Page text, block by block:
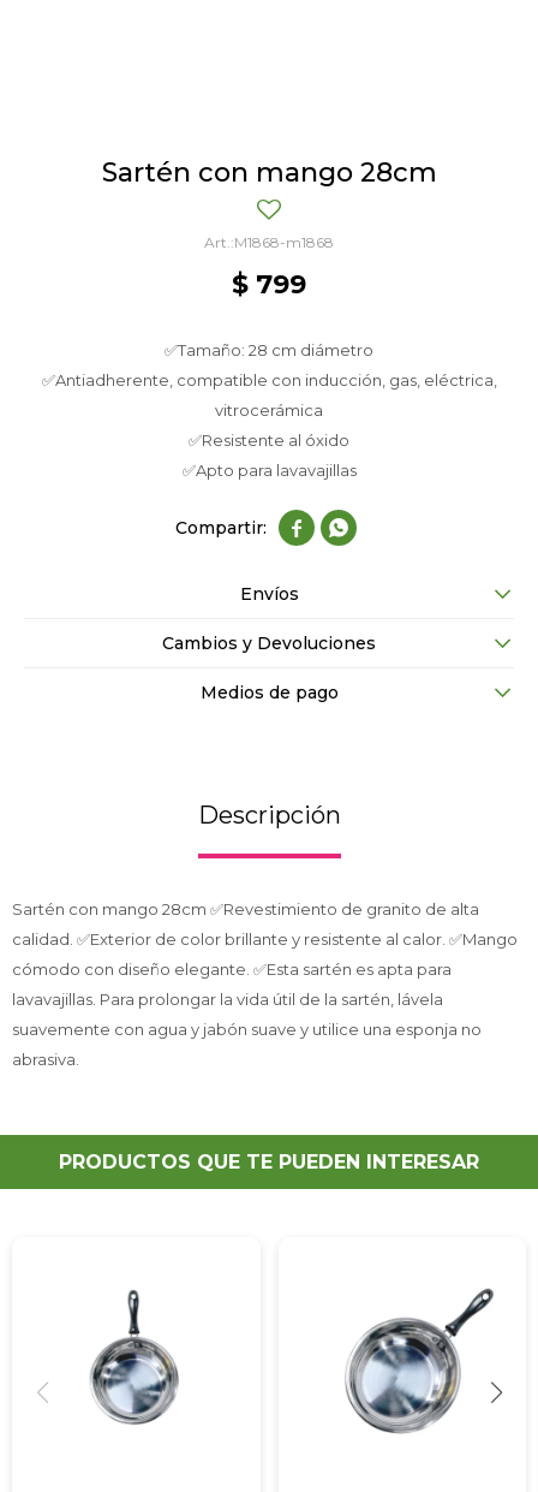
Sartén con mango 28cm
M1868-m1868
$ 799
✅Tamaño: 28 cm diámetro
✅Antiadherente, compatible con inducción, gas, eléctrica,
vitrocerámica
✅Resistente al óxido
✅Apto para lavavajillas
 
Envíos
Cambios y Devoluciones
Medios de pago
Descripción
Sartén con mango 28cm ✅Revestimiento de granito de alta
calidad. ✅Exterior de color brillante y resistente al calor. ✅Mango
cómodo con diseño elegante. ✅Esta sartén es apta para
lavavajillas. Para prolongar la vida útil de la sartén, lávela
suavemente con agua y jabón suave y utilice una esponja no
abrasiva.
PRODUCTOS QUE TE PUEDEN INTERESAR